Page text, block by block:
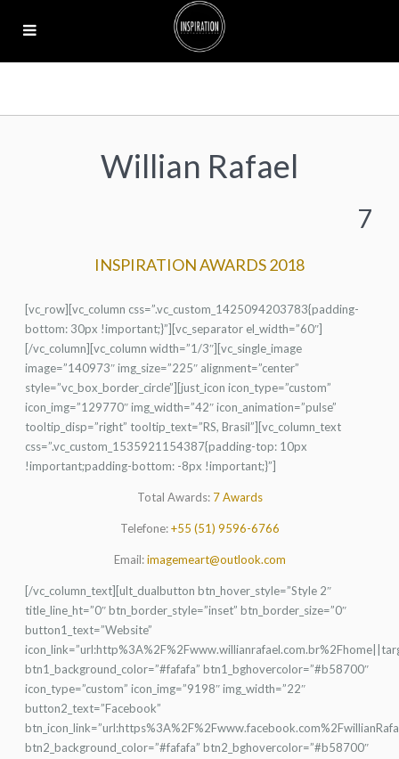
Willian Rafael
7
INSPIRATION AWARDS 2018
[vc_row][vc_column css=”.vc_custom_1425094203783{padding-
bottom: 30px !important;}”][vc_separator el_width=”60″]
[/vc_column][vc_column width=”1/3″][vc_single_image
image=”140973″ img_size=”225″ alignment=”center”
style=”vc_box_border_circle”][just_icon icon_type=”custom”
icon_img=”129770″ img_width=”42″ icon_animation=”pulse”
tooltip_disp=”right” tooltip_text=”RS, Brasil”][vc_column_text
css=”.vc_custom_1535921154387{padding-top: 10px
!important;padding-bottom: -8px !important;}”]
Total Awards:7 Awards
Telefone:+55 (51) 9596-6766
Email:imagemeart@outlook.com
[/vc_column_text][ult_dualbutton btn_hover_style=”Style 2″
title_line_ht=”0″ btn_border_style=”inset” btn_border_size=”0″
button1_text=”Website”
btn1_background_color=”#fafafa” btn1_bghovercolor=”#b58700″
icon_type=”custom” icon_img=”9198″ img_width=”22″
button2_text=”Facebook”
btn2_background_color=”#fafafa” btn2_bghovercolor=”#b58700″